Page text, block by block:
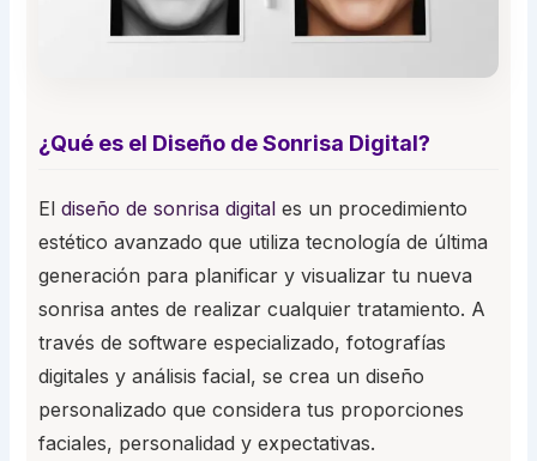
¿Qué es el Diseño de Sonrisa Digital?
El diseño de sonrisa digital es un procedimiento
estético avanzado que utiliza tecnología de última
generación para planificar y visualizar tu nueva
sonrisa antes de realizar cualquier tratamiento. A
través de software especializado, fotografías
digitales y análisis facial, se crea un diseño
personalizado que considera tus proporciones
faciales, personalidad y expectativas.